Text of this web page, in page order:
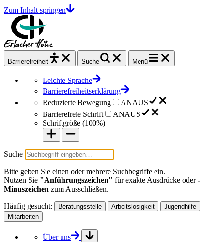
Zum Inhalt springen
Barrierefrei heit Suche Menü
Leichte Sprache
Barrierefreiheitserklärung
Reduzierte Bewegung
ANAUS
Barrierefreie Schrift
ANAUS
Schriftgröße (100%)
Suche
Bitte geben Sie einen oder mehrere Suchbegriffe ein.
Nutzen Sie "Anführungszeichen" für exakte Ausdrücke oder-
Minuszeichen zum Ausschließen.
Häufig gesucht: Beratungsstelle Arbeitslosigkeit
Jugendhilfe
Mitarbeiten
Über uns